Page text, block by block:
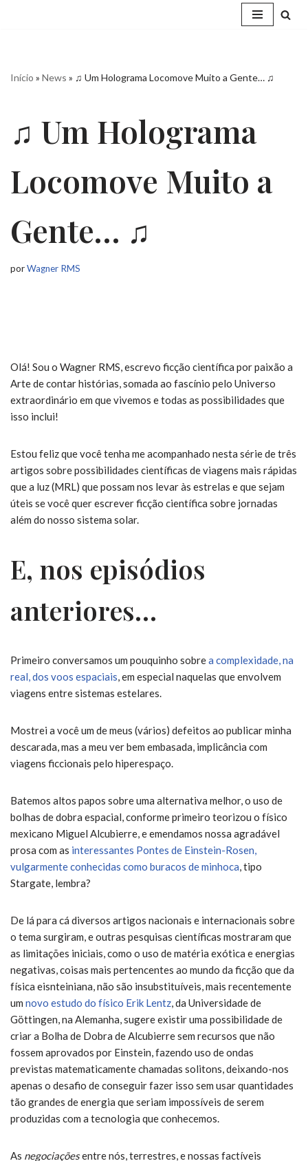
Início » News » ♫ Um Holograma Locomove Muito a Gente… ♫
♫ Um Holograma
Locomove Muito a
Gente… ♫
porWagner RMS
Olá! Sou o Wagner RMS, escrevo ficção científica por paixão a
Arte de contar histórias, somada ao fascínio pelo Universo
extraordinário em que vivemos e todas as possibilidades que
isso inclui!
Estou feliz que você tenha me acompanhado nesta série de três
artigos sobre possibilidades científicas de viagens mais rápidas
que a luz (MRL) que possam nos levar às estrelas e que sejam
úteis se você quer escrever ficção científica sobre jornadas
além do nosso sistema solar.
E, nos episódios
anteriores…
Primeiro conversamos um pouquinho sobrea complexidade, na
real, dos voos espaciais, em especial naquelas que envolvem
viagens entre sistemas estelares.
Mostrei a você um de meus (vários) defeitos ao publicar minha
descarada, mas a meu ver bem embasada, implicância com
viagens ficcionais pelo hiperespaço.
Batemos altos papos sobre uma alternativa melhor, o uso de
bolhas de dobra espacial, conforme primeiro teorizou o físico
mexicano Miguel Alcubierre, e emendamos nossa agradável
prosa com as interessantes Pontes de Einstein-Rosen,
vulgarmente conhecidas como buracos de minhoca, tipo
Stargate, lembra?
De lá para cá diversos artigos nacionais e internacionais sobre
o tema surgiram, e outras pesquisas científicas mostraram que
as limitações iniciais, como o uso de matéria exótica e energias
negativas, coisas mais pertencentes ao mundo da ficção que da
física eisnteiniana, não são insubstituíveis, mais recentemente
um novo estudo do físico Erik Lentz, da Universidade de
Göttingen, na Alemanha, sugere existir uma possibilidade de
criar a Bolha de Dobra de Alcubierre sem recursos que não
fossem aprovados por Einstein, fazendo uso de ondas
previstas matematicamente chamadas solitons, deixando-nos
apenas o desafio de conseguir fazer isso sem usar quantidades
tão grandes de energia que seriam impossíveis de serem
produzidas com a tecnologia que conhecemos.
As negociaçõesentre nós, terrestres, e nossas factíveis